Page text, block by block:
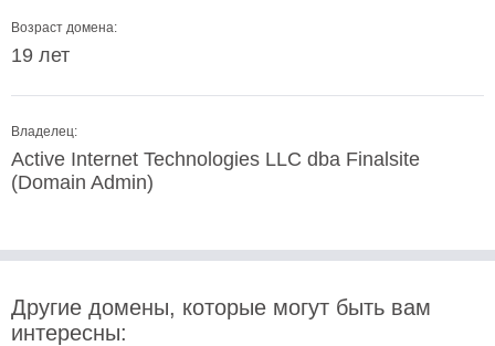
Возраст домена:
19 лет
Владелец:
Active Internet Technologies LLC dba Finalsite
(Domain Admin)
Другие домены, которые могут быть вам
интересны: